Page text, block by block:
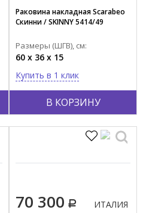
В КОРЗИНУ
Раковина накладная Scarabeo
Скинни / SKINNY 5414/49
Размеры (ШГВ), см:
60 x 36 x 15
Купить в 1 клик
70 300 ИТАЛИЯ